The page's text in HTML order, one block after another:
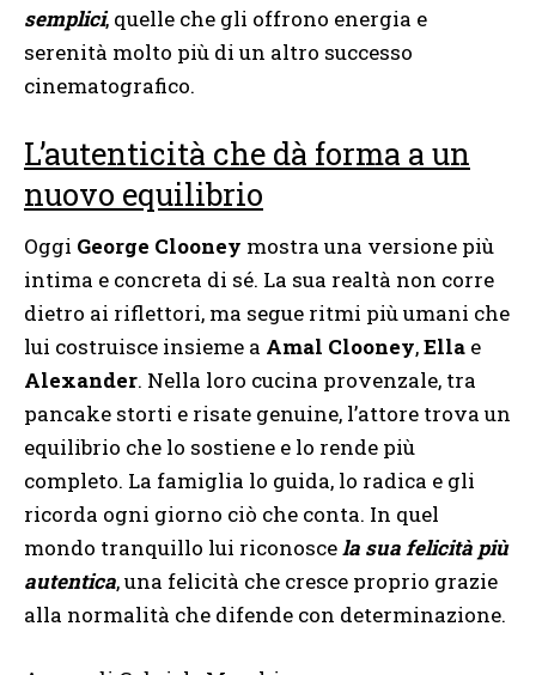
semplici, quelle che gli offrono energia e
serenità molto più di un altro successo
cinematografico.
L’autenticità che dà forma a un
nuovo equilibrio
Oggi George Clooney mostra una versione più
intima e concreta di sé. La sua realtà non corre
dietro ai riflettori, ma segue ritmi più umani che
lui costruisce insieme a Amal Clooney,Ella e
Alexander. Nella loro cucina provenzale, tra
pancake storti e risate genuine, l’attore trova un
equilibrio che lo sostiene e lo rende più
completo. La famiglia lo guida, lo radica e gli
ricorda ogni giorno ciò che conta. In quel
mondo tranquillo lui riconoscela sua felicità più
autentica, una felicità che cresce proprio grazie
alla normalità che difende con determinazione.